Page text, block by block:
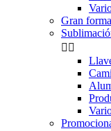
Gran
 